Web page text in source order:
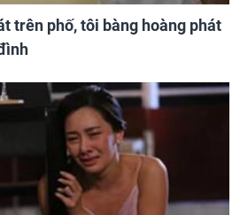
trên phố, tôi bàng hoàng phát